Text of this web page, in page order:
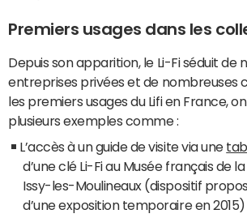
Premiers usages dans les
Depuis son apparition, le Li-Fi séduit de
entreprises privées et de nombreuses
les premiers usages du Lifi en France,
plusieurs exemples comme :
L’accès à un guide de visite via une
d’une clé Li-Fi au Musée français de
Issy-les-Moulineaux (dispositif
d’une exposition temporaire en 2015)